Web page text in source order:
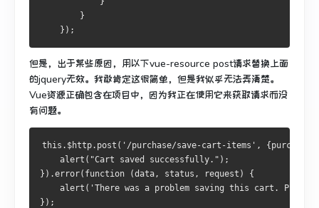
        }
    });
但是，出于某些原因，用以下vue-resource post请求替换上面
的jquery无效。 我敢肯定这很简单，但是我似乎无法弄清楚。
Vue资源正确包含在项目中，因为我正在使用它来获取请求而没
有问题。
this.$http.post('/purchase/save-cart-items',
    alert("Cart saved successfully.");
}).error(function (data, status, request) {
alert('There was a problem saving this cart. Please
});